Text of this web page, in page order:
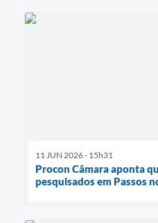
11 JUN 2026 - 15h31
Procon Câmara aponta
pesquisados em Passos